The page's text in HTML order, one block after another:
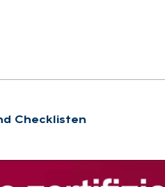
Checklisten